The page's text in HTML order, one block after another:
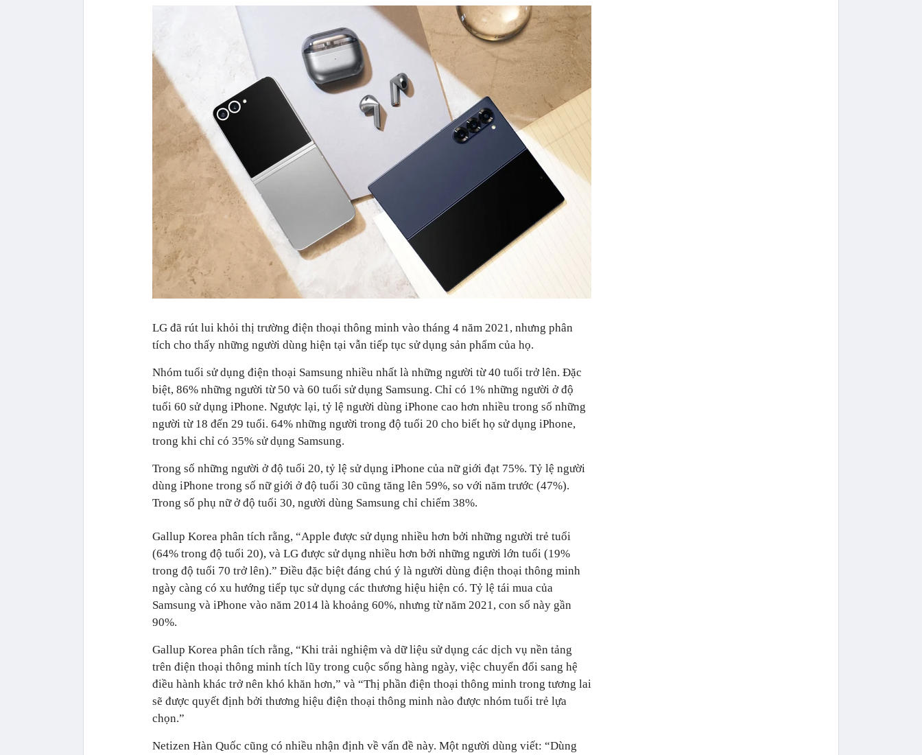
LG đã rút lui khỏi thị trường điện thoại thông minh vào tháng 4 năm 2021, nhưng phân
tích cho thấy những người dùng hiện tại vẫn tiếp tục sử dụng sản phẩm của họ.
Nhóm tuổi sử dụng điện thoại Samsung nhiều nhất là những người từ 40 tuổi trở lên. Đặc
biệt, 86% những người từ 50 và 60 tuổi sử dụng Samsung. Chỉ có 1% những người ở độ
tuổi 60 sử dụng iPhone. Ngược lại, tỷ lệ người dùng iPhone cao hơn nhiều trong số những
người từ 18 đến 29 tuổi. 64% những người trong độ tuổi 20 cho biết họ sử dụng iPhone,
trong khi chỉ có 35% sử dụng Samsung.
Trong số những người ở độ tuổi 20, tỷ lệ sử dụng iPhone của nữ giới đạt 75%. Tỷ lệ người
dùng iPhone trong số nữ giới ở độ tuổi 30 cũng tăng lên 59%, so với năm trước (47%).
Trong số phụ nữ ở độ tuổi 30, người dùng Samsung chỉ chiếm 38%.
Gallup Korea phân tích rằng, “Apple được sử dụng nhiều hơn bởi những người trẻ tuổi
(64% trong độ tuổi 20), và LG được sử dụng nhiều hơn bởi những người lớn tuổi (19%
trong độ tuổi 70 trở lên).” Điều đặc biệt đáng chú ý là người dùng điện thoại thông minh
ngày càng có xu hướng tiếp tục sử dụng các thương hiệu hiện có. Tỷ lệ tái mua của
Samsung và iPhone vào năm 2014 là khoảng 60%, nhưng từ năm 2021, con số này gần
90%.
Gallup Korea phân tích rằng, “Khi trải nghiệm và dữ liệu sử dụng các dịch vụ nền tảng
trên điện thoại thông minh tích lũy trong cuộc sống hàng ngày, việc chuyển đổi sang hệ
điều hành khác trở nên khó khăn hơn,” và “Thị phần điện thoại thông minh trong tương lai
sẽ được quyết định bởi thương hiệu điện thoại thông minh nào được nhóm tuổi trẻ lựa
chọn.”
Netizen Hàn Quốc cũng có nhiều nhận định về vấn đề này. Một người dùng viết: “Dùng